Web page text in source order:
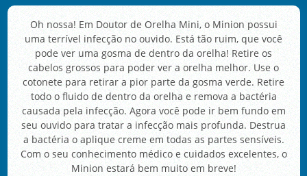
Oh nossa! Em Doutor de Orelha Mini, o Minion possui
uma terrível infecção no ouvido. Está tão ruim, que você
pode ver uma gosma de dentro da orelha! Retire os
cabelos grossos para poder ver a orelha melhor. Use o
cotonete para retirar a pior parte da gosma verde. Retire
todo o fluido de dentro da orelha e remova a bactéria
causada pela infecção. Agora você pode ir bem fundo em
seu ouvido para tratar a infecção mais profunda. Destrua
a bactéria o aplique creme em todas as partes sensíveis.
Com o seu conhecimento médico e cuidados excelentes, o
Minion estará bem muito em breve!